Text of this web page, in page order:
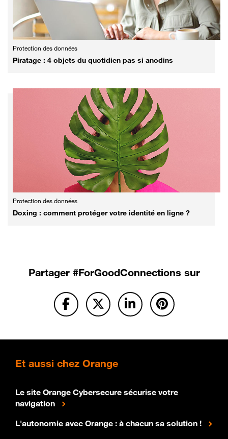
Protection des données
Piratage : 4 objets du quotidien pas si anodins
Protection des données
Doxing : comment protéger votre identité en ligne ?
Partager#ForGoodConnections sur
Et aussi chez Orange
Le site Orange Cybersecure sécurise votre
navigation
L'autonomie avec Orange : à chacun sa solution !